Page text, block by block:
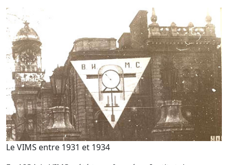
Le VIMS entre 1931 et 1934